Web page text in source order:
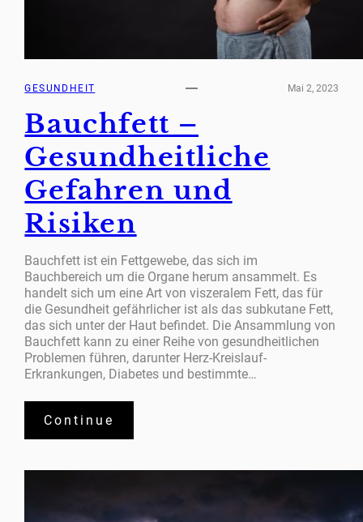
GESUNDHEIT Mai 2, 2023
Bauchfett –
Gesundheitliche
Gefahren und
Risiken
Bauchfett ist ein Fettgewebe, das sich im
Bauchbereich um die Organe herum ansammelt. Es
handelt sich um eine Art von viszeralem Fett, das für
die Gesundheit gefährlicher ist als das subkutane Fett,
das sich unter der Haut befindet. Die Ansammlung von
Bauchfett kann zu einer Reihe von gesundheitlichen
Problemen führen, darunter Herz-Kreislauf-
Erkrankungen, Diabetes und bestimmte…
Continue